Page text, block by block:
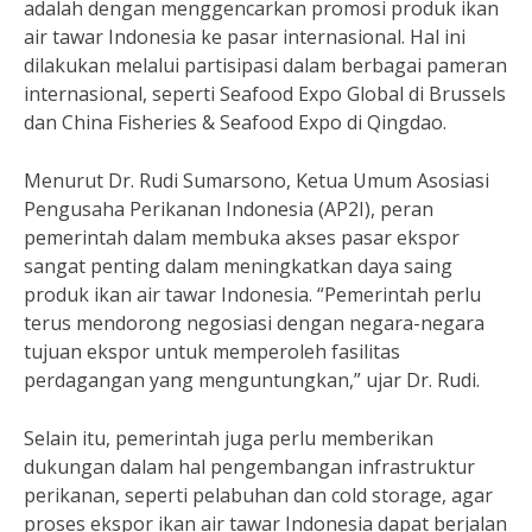
adalah dengan menggencarkan promosi produk ikan
air tawar Indonesia ke pasar internasional. Hal ini
dilakukan melalui partisipasi dalam berbagai pameran
internasional, seperti Seafood Expo Global di Brussels
dan China Fisheries & Seafood Expo di Qingdao.
Menurut Dr. Rudi Sumarsono, Ketua Umum Asosiasi
Pengusaha Perikanan Indonesia (AP2I), peran
pemerintah dalam membuka akses pasar ekspor
sangat penting dalam meningkatkan daya saing
produk ikan air tawar Indonesia. “Pemerintah perlu
terus mendorong negosiasi dengan negara-negara
tujuan ekspor untuk memperoleh fasilitas
perdagangan yang menguntungkan,” ujar Dr. Rudi.
Selain itu, pemerintah juga perlu memberikan
dukungan dalam hal pengembangan infrastruktur
perikanan, seperti pelabuhan dan cold storage, agar
proses ekspor ikan air tawar Indonesia dapat berjalan